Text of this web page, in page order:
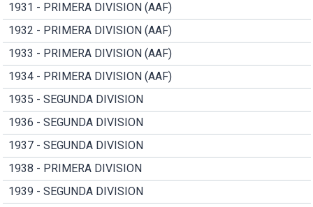
1931 - PRIMERA DIVISION (AAF)
1932 - PRIMERA DIVISION (AAF)
1933 - PRIMERA DIVISION (AAF)
1934 - PRIMERA DIVISION (AAF)
1935 - SEGUNDA DIVISION
1936 - SEGUNDA DIVISION
1937 - SEGUNDA DIVISION
1938 - PRIMERA DIVISION
1939 - SEGUNDA DIVISION